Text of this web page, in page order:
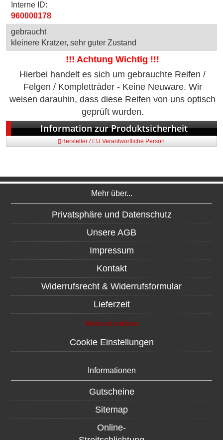
Interne ID:
960000178
gebraucht
kleinere Kratzer, sehr guter Zustand
!!! Achtung Wichtig !!!
Hierbei handelt es sich um gebrauchte Reifen /
Felgen / Kompletträder - Keine Neuware. Wir
weisen darauhin, dass diese Reifen von uns optisch
geprüft wurden.
Information zur Produktsicherheit
Hersteller / EU Verantwortliche Person
Mehr über...
Privatsphäre und Datenschutz
Unsere AGB
Impressum
Kontakt
Widerrufsrecht & Widerrufsformular
Lieferzeit
Widerruf erklären
Cookie Einstellungen
Informationen
Gutscheine
Sitemap
Online-